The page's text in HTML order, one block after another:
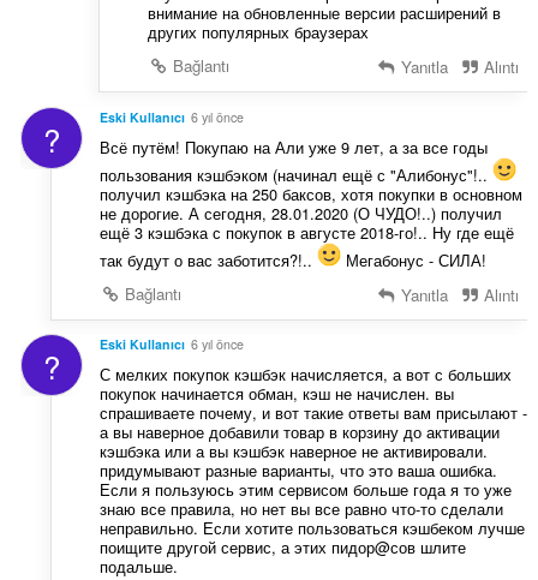
внимание на обновленные версии расширений в
других популярных браузерах
Bağlantı
Yanıtla Alıntı
? Eski Kullanıcı 6 yıl önce
Всё путём! Покупаю на Али уже 9 лет, а за все годы
пользования кэшбэком (начинал ещё с "Алибонус"!..
получил кэшбэка на 250 баксов, хотя покупки в основном
не дорогие. А сегодня, 28.01.2020 (О ЧУДО!..) получил
ещё 3 кэшбэка с покупок в августе 2018-го!.. Ну где ещё
так будут о вас заботится?!..
Мегабонус - СИЛА!
Bağlantı
Yanıtla Alıntı
? Eski Kullanıcı 6 yıl önce
С мелких покупок кэшбэк начисляется, а вот с больших
покупок начинается обман, кэш не начислен. вы
спрашиваете почему, и вот такие ответы вам присылают -
а вы наверное добавили товар в корзину до активации
кэшбэка или а вы кэшбэк наверное не активировали.
придумывают разные варианты, что это ваша ошибка.
Если я пользуюсь этим сервисом больше года я то уже
знаю все правила, но нет вы все равно что-то сделали
неправильно. Если хотите пользоваться кэшбеком лучше
поищите другой сервис, а этих пидор@сов шлите
подальше.